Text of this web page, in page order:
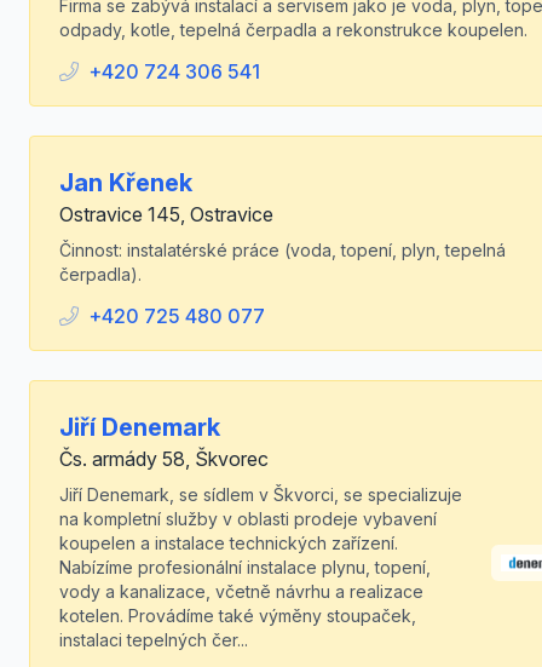
Firma se zabývá instalací a servisem jako je voda, plyn,
odpady, kotle, tepelná čerpadla a rekonstrukce koupelen.
+420 724 306 541
Jan Křenek
Ostravice 145, Ostravice
Činnost: instalatérské práce (voda, topení, plyn, tepelná
čerpadla).
+420 725 480 077
Jiří Denemark
Čs. armády 58, Škvorec
Jiří Denemark, se sídlem v Škvorci, se specializuje
na kompletní služby v oblasti prodeje vybavení
koupelen a instalace technických zařízení.
Nabízíme profesionální instalace plynu, topení,
vody a kanalizace, včetně návrhu a realizace
kotelen. Provádíme také výměny stoupaček,
instalaci tepelných čer...